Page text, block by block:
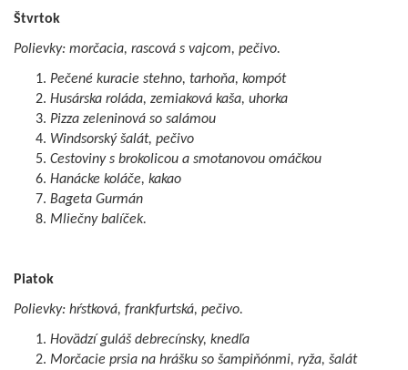
Štvrtok
Polievky: morčacia, rascová s vajcom, pečivo.
Pečené kuracie stehno, tarhoňa, kompót
Husárska roláda, zemiaková kaša, uhorka
Pizza zeleninová so salámou
Windsorský šalát, pečivo
Cestoviny s brokolicou a smotanovou omáčkou
Hanácke koláče, kakao
Bageta Gurmán
Mliečny balíček.
Piatok
Polievky: hŕstková, frankfurtská, pečivo.
Hovädzí guláš debrecínsky, knedľa
Morčacie prsia na hrášku so šampiňónmi, ryža, šalát